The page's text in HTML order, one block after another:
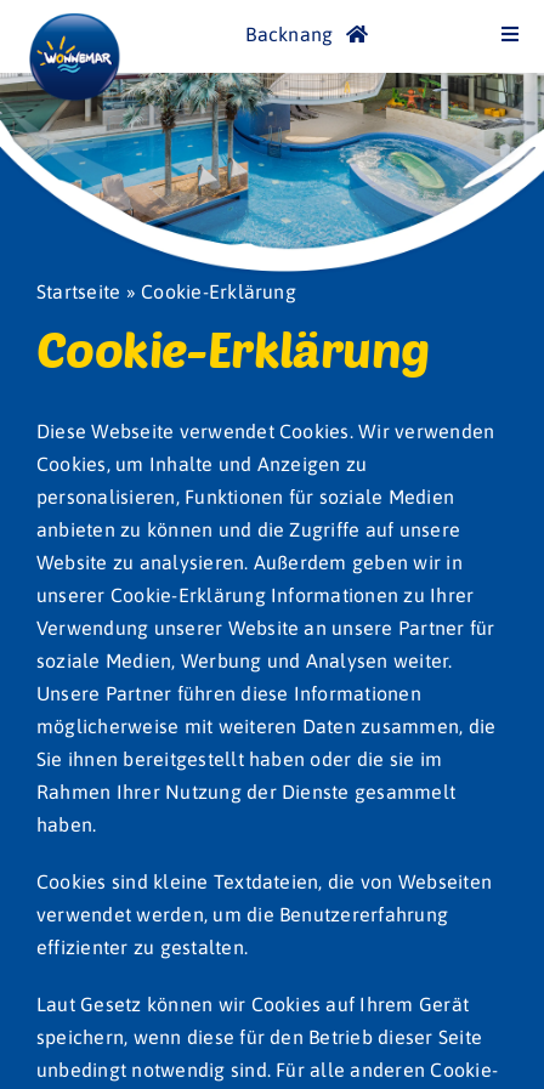
content
Backnang
WONNEMAR
Familienbad
SPA-Termine reservieren
Freibad
Startseite » Cookie-Erklärung
Cookie-Erklärung
Diese Webseite verwendet Cookies. Wir verwenden
Cookies, um Inhalte und Anzeigen zu
personalisieren, Funktionen für soziale Medien
anbieten zu können und die Zugriffe auf unsere
Website zu analysieren. Außerdem geben wir in
unserer Cookie-Erklärung Informationen zu Ihrer
Verwendung unserer Website an unsere Partner für
soziale Medien, Werbung und Analysen weiter.
Unsere Partner führen diese Informationen
möglicherweise mit weiteren Daten zusammen, die
Sie ihnen bereitgestellt haben oder die sie im
Rahmen Ihrer Nutzung der Dienste gesammelt
haben.
Cookies sind kleine Textdateien, die von Webseiten
verwendet werden, um die Benutzererfahrung
effizienter zu gestalten.
Laut Gesetz können wir Cookies auf Ihrem Gerät
speichern, wenn diese für den Betrieb dieser Seite
unbedingt notwendig sind. Für alle anderen Cookie-